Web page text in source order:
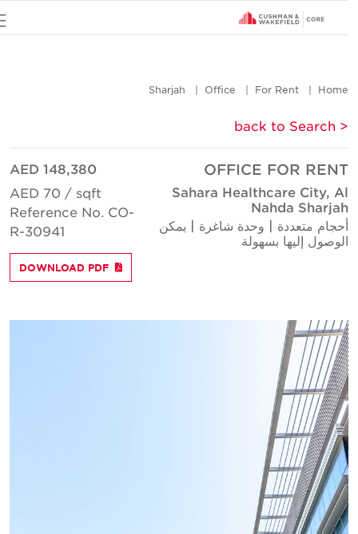
Home
For Rent
Office
Sharjah
< back to Search
OFFICE FOR RENT
Sahara Healthcare City, Al
Nahda Sharjah
أحجام متعددة | وحدة شاغرة | يمكن
الوصول إليها بسهولة
AED 148,380
AED 70 / sqft
Reference No. CO-
R-30941
DOWNLOAD PDF